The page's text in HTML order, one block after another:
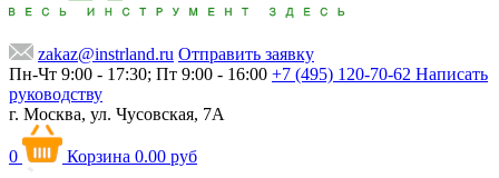
zakaz@instrland.ru Отправить заявку
Пн-Чт 9:00 - 17:30; Пт 9:00 - 16:00 +7 (495) 120-70-62 Написать
руководству
г. Москва, ул. Чусовская, 7А
0 Корзина 0.00 руб